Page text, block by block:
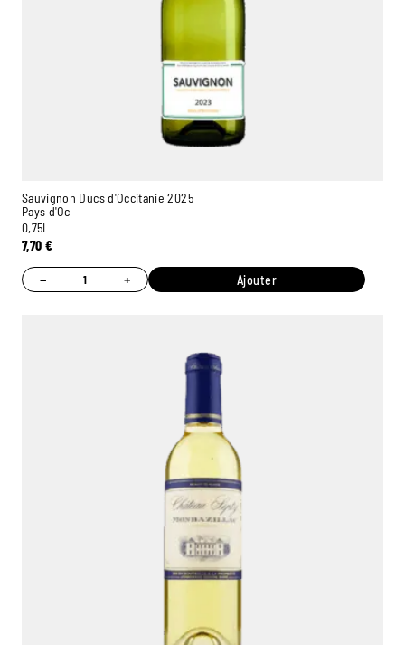
Sauvignon Ducs d'Occitanie 2025
Pays d'Oc
0,75L
7,70 €
− + Ajouter